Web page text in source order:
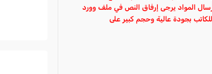
المواد يرجى إرفاق النص في ملف وورد
بجودة عالية وحجم كبير على